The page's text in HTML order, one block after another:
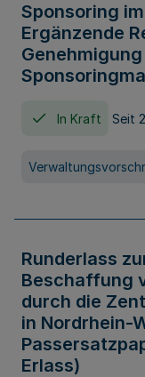
Sponsoring
Ergänzende
In Kraft Seit
Runderlass
Beschaffung
durch die
in Nordrhein-
Erlass)